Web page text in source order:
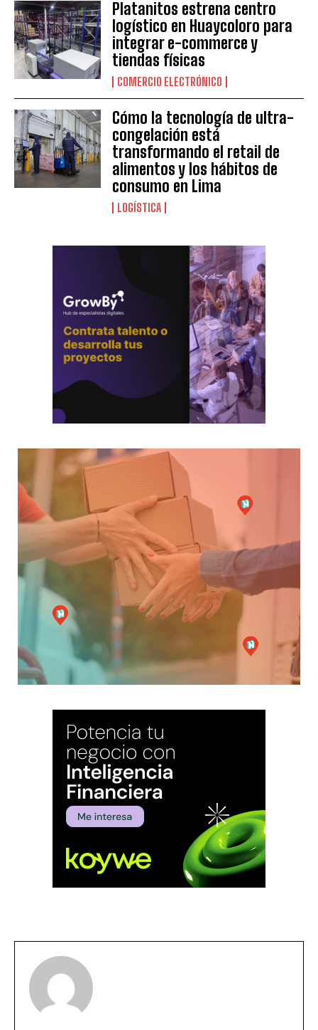
Platanitos estrena centro
logístico en Huaycoloro para
integrar e-commerce y
tiendas físicas
COMERCIO ELECTRÓNICO
Cómo la tecnología de ultra-
congelación está
transformando el retail de
alimentos y los hábitos de
consumo en Lima
LOGÍSTICA